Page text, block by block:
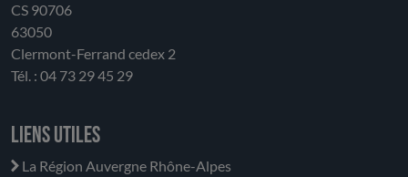
CS 90706
63050
Clermont-Ferrand cedex 2
Tél. : 04 73 29 45 29
Liens utiles
La Région Auvergne Rhône-Alpes